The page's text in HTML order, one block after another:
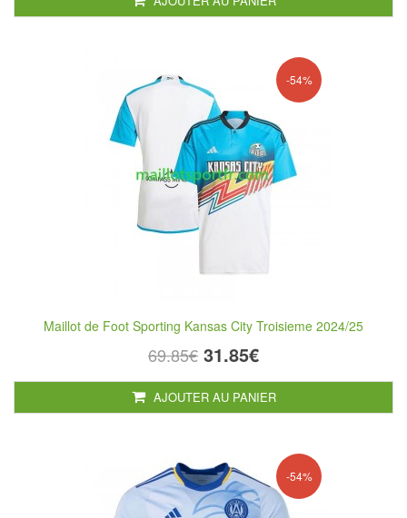
-54%
Maillot de Foot Sporting Kansas City Troisieme 2024/25
69.85€ 31.85€
AJOUTER AU PANIER
-54%